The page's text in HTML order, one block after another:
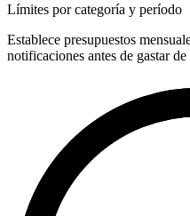
Límites por categoría y período
Establece presupuestos
notificaciones antes de gastar de